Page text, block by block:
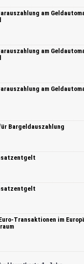
am
am
am
Bargeldauszahlung
Transaktionen im